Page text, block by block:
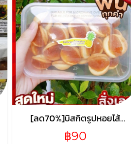
[ลด70%]บิสกิตรูปหอยไส้
สับปะรด
฿90